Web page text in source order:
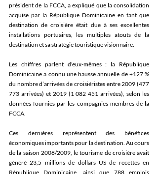
président de la FCCA, a expliqué que la consolidation
acquise par la République Dominicaine en tant que
destination de croisière était due à ses excellentes
installations portuaires, les multiples atouts de la
destination et sa stratégie touristique visionnaire.
Les chiffres parlent d'eux-mêmes : la République
Dominicaine a connu une hausse annuelle de +127 %
du nombre d’arrivées de croisiéristes entre 2009 (477
773 arrivées) et 2019 (1 082 451 arrivées), selon les
données fournies par les compagnies membres de la
FCCA.
Ces dernières représentent des bénéfices
économiques importants pour la destination. Au cours
de la saison 2008/2009, le tourisme de croisière avait
généré 23,5 millions de dollars US de recettes en
République Dominicaine, ainsi que 788 emplois